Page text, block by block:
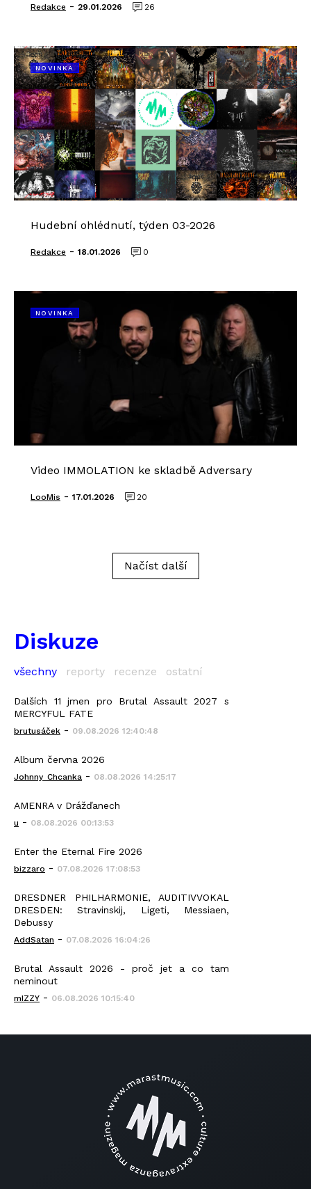
Redakce - 29.01.2026 26
NOVINKA
Hudební ohlédnutí, týden 03-2026
Redakce - 18.01.2026 0
NOVINKA
Video IMMOLATION ke skladbě Adversary
LooMis - 17.01.2026 20
Načíst další
Diskuze
všechny reporty recenze ostatní
Dalších 11 jmen pro Brutal Assault 2027 s
MERCYFUL FATE
brutusáček - 09.08.2026 12:40:48
Album června 2026
Johnny_Chcanka - 08.08.2026 14:25:17
AMENRA v Drážďanech
u - 08.08.2026 00:13:53
Enter the Eternal Fire 2026
bizzaro - 07.08.2026 17:08:53
DRESDNER PHILHARMONIE, AUDITIVVOKAL
DRESDEN: Stravinskij, Ligeti, Messiaen,
Debussy
AddSatan - 07.08.2026 16:04:26
Brutal Assault 2026 - proč jet a co tam
neminout
mIZZY - 06.08.2026 10:15:40